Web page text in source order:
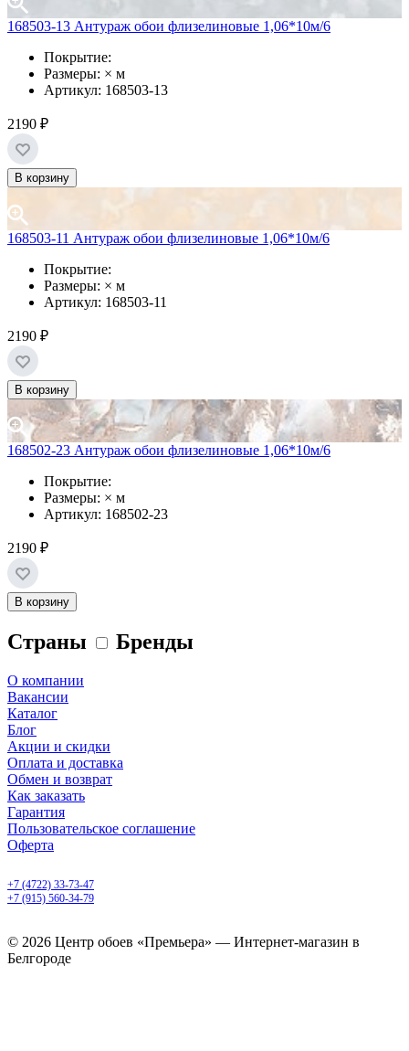
168503-13 Антураж обои флизелиновые 1,06*10м/6
Покрытие:
Размеры: × м
Артикул: 168503-13
2190 ₽
В корзину
168503-11 Антураж обои флизелиновые 1,06*10м/6
Покрытие:
Размеры: × м
Артикул: 168503-11
2190 ₽
В корзину
168502-23 Антураж обои флизелиновые 1,06*10м/6
Покрытие:
Размеры: × м
Артикул: 168502-23
2190 ₽
В корзину
Страны Бренды
О компании
Вакансии
Каталог
Блог
Акции и скидки
Оплата и доставка
Обмен и возврат
Как заказать
Гарантия
Пользовательское соглашение
Оферта
+7 (4722) 33-73-47
+7 (915) 560-34-79
© 2026 Центр обоев «Премьера» — Интернет-магазин в
Белгороде